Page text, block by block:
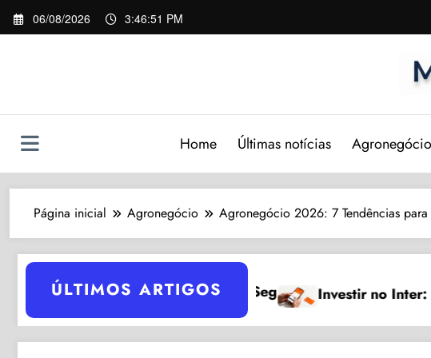
Pular
para
06/08/2026 3:46:52 PM
Home Últimas notícias Agronegócio
Página inicial Agronegócio Agronegócio 2026: 7 Tendências para
ÚLTIMOS ARTIGOS
Investir no Inter: 7 Passos Simples para 2024